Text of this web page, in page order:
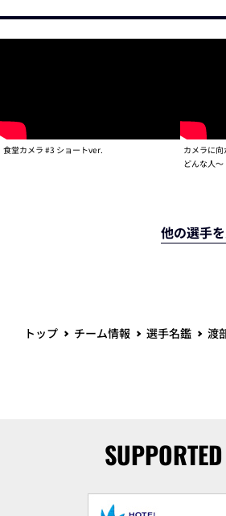
食堂カメラ #3 ショートver.
カメラに
どんな人
トップ チーム情報 選手名鑑 渡